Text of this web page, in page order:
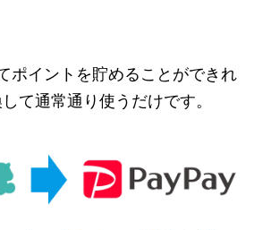
ポイントを貯めることができれ
て通常通り使うだけです。